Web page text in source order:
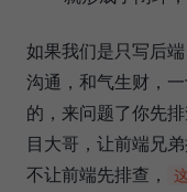
如果我们是只写后
沟通，和气生财，
的，来问题了你先
目大哥，让前端兄
不让前端先排查，